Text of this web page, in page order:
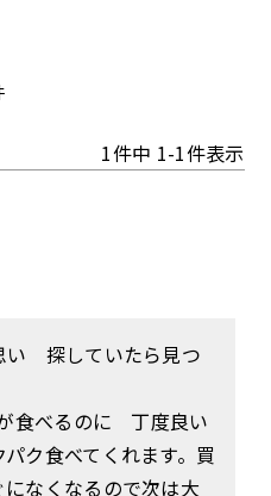
スナック・スイーツ
1件中 1-1件表示
　探していたら見つ
食べるのに　丁度良い
ク食べてくれます。買
なくなるので次は大